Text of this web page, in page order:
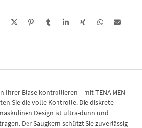
Ihrer Blase kontrollieren – mit TENA MEN
Sie die volle Kontrolle. Die diskrete
Design ist ultra-dünn und
Der Saugkern schützt Sie zuverlässig